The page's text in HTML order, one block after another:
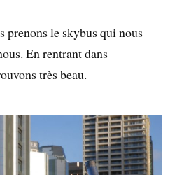
prenons le skybus qui nous
En rentrant dans
très beau.